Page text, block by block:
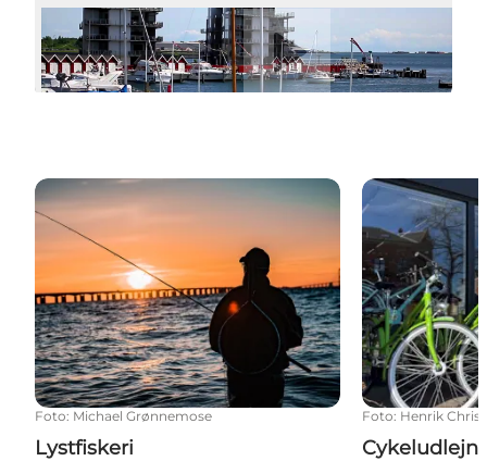
Afspil video
Lystfiskeri
Foto: Michael Grønnemose
Lystfiskeri
Foto: Henrik